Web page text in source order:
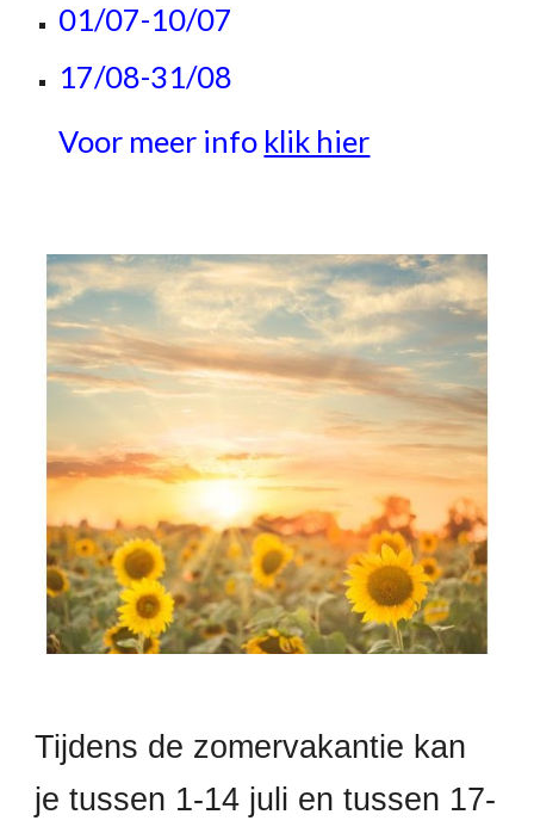
01/07-10/07
17/08-31/08
Voor meer info klik hier
Tijdens de zomervakantie kan
je tussen 1-14 juli en tussen 17-